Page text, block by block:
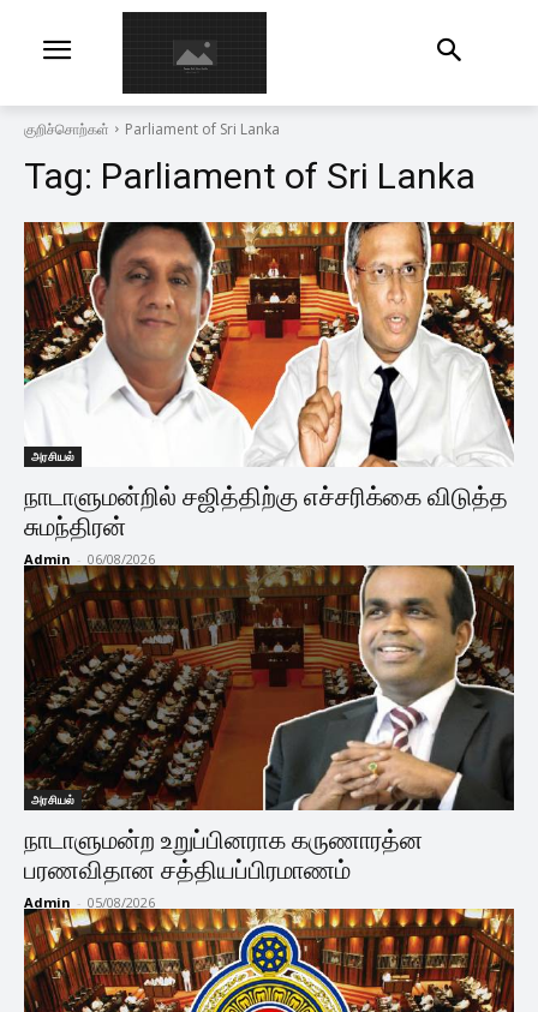
குறிச்சொற்கள் Parliament of Sri Lanka
Tag: Parliament of Sri Lanka
அரசியல்
நாடாளுமன்றில் சஜித்திற்கு எச்சரிக்கை விடுத்த
சுமந்திரன்
Admin - 06/08/2026
அரசியல்
நாடாளுமன்ற உறுப்பினராக கருணாரத்ன
பரணவிதான சத்தியப்பிரமாணம்
Admin - 05/08/2026